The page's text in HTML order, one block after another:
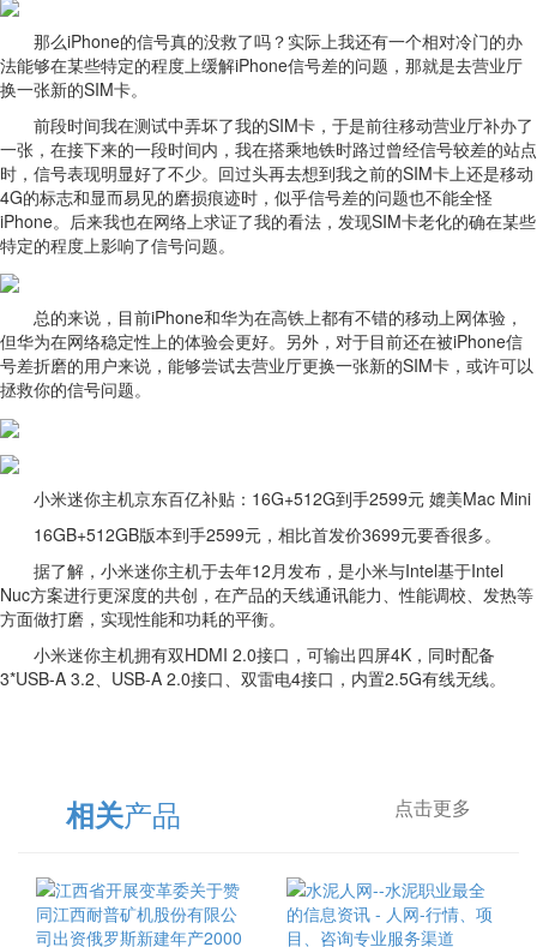
那么iPhone的信号真的没救了吗？实际上我还有一个相对冷门的办
法能够在某些特定的程度上缓解iPhone信号差的问题，那就是去营业厅
换一张新的SIM卡。
前段时间我在测试中弄坏了我的SIM卡，于是前往移动营业厅补办了
一张，在接下来的一段时间内，我在搭乘地铁时路过曾经信号较差的站点
时，信号表现明显好了不少。回过头再去想到我之前的SIM卡上还是移动
4G的标志和显而易见的磨损痕迹时，似乎信号差的问题也不能全怪
iPhone。后来我也在网络上求证了我的看法，发现SIM卡老化的确在某些
特定的程度上影响了信号问题。
总的来说，目前iPhone和华为在高铁上都有不错的移动上网体验，
但华为在网络稳定性上的体验会更好。另外，对于目前还在被iPhone信
号差折磨的用户来说，能够尝试去营业厅更换一张新的SIM卡，或许可以
拯救你的信号问题。
小米迷你主机京东百亿补贴：16G+512G到手2599元 媲美Mac Mini
16GB+512GB版本到手2599元，相比首发价3699元要香很多。
据了解，小米迷你主机于去年12月发布，是小米与Intel基于Intel
Nuc方案进行更深度的共创，在产品的天线通讯能力、性能调校、发热等
方面做打磨，实现性能和功耗的平衡。
小米迷你主机拥有双HDMI 2.0接口，可输出四屏4K，同时配备
3*USB-A 3.2、USB-A 2.0接口、双雷电4接口，内置2.5G有线无线。
相关产品 点击更多